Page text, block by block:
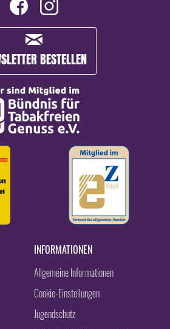
BESTELLEN
INFORMATIONEN
Allgemeine Informationen
Cookie-Einstellungen
Jugendschutz